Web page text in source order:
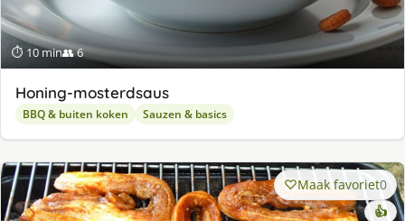
⏱ 10 min👥 6
Honing-mosterdsaus
BBQ & buiten koken Sauzen & basics
Maak favoriet0
👍